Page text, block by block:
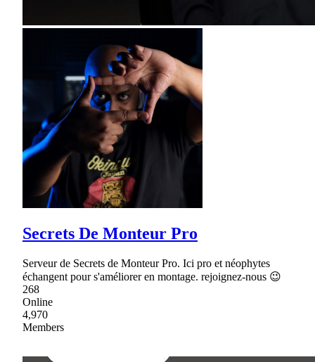
Secrets De Monteur Pro
Serveur de Secrets de Monteur Pro. Ici pro et néophytes
échangent pour s'améliorer en montage. rejoignez-nous 😉
268
Online
4,970
Members